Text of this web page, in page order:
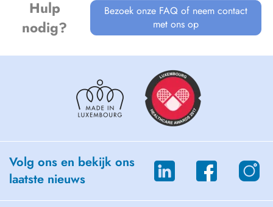
Hulp
nodig?
Bezoek onze FAQ of neem contact
met ons op
Volg ons en bekijk ons
laatste nieuws